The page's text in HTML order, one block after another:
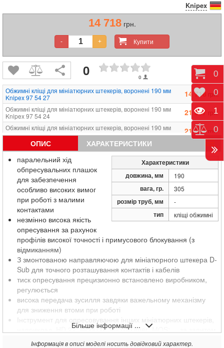
Knipex
14 718грн.
Купити
- +
0 0
Обжимні кліщі для мініатюрних штекерів, воронені 190 мм
Knipex 97 54 27
14 718
грн.
Обжимні кліщі для мініатюрних штекерів, воронені 190 мм
Knipex 97 54 24
21 337
грн.
Обжимні кліщі для мініатюрних штекерів, воронені 190 мм
Knipex 97 54 25
21 337 грн.
Обжимні кліщі для мініатюрних штекерів, воронені 190 мм
Knipex 97 54 26
18 753 грн.
ОПИС ХАРАКТЕРИСТИКИ
Характеристики
довжина, мм
190
вага, гр. 305
розмір труб, мм -
тип кліщі обжимні
паралельний хід
обпресувальних плашок
для забезпечення
особливо високих вимог
при роботі з малими
контактами
незмінно висока якість
опресування за рахунок
профілів високої точності і примусового блокування (з
відмиканням)
З змонтованою направляючою для мініатюрного штекера D-
Sub для точного розташування контактів і кабелів
тиск опресування прецизионно встановлено виробником,
регулюється
висока передача зусилля завдяки важельному механізму
для зниження втоми при роботі
Інструмент для опресовування інших мініатюрних штекерів,
наприклад, HD 22; Modu IV; Micro Timer; MQS; ... за запитом
хромванадієва електросталь, кована, загартовані в маслі
Більше інформації ...
Інформація в описі моделі носить довідковий характер.
0
0
1
0